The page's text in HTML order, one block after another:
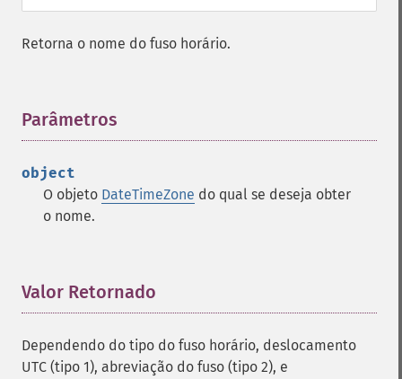
Retorna o nome do fuso horário.
Parâmetros
object
O objeto DateTimeZone do qual se deseja obter
o nome.
Valor Retornado
Dependendo do tipo do fuso horário, deslocamento
UTC (tipo 1), abreviação do fuso (tipo 2), e